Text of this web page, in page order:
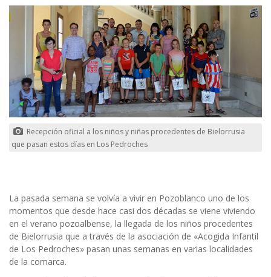
Recepción oficial a los niños y niñas procedentes de Bielorrusia
que pasan estos días en Los Pedroches
La pasada semana se volvía a vivir en Pozoblanco uno de los
momentos que desde hace casi dos décadas se viene viviendo
en el verano pozoalbense, la llegada de los niños procedentes
de Bielorrusia que a través de la asociación de «Acogida Infantil
de Los Pedroches» pasan unas semanas en varias localidades
de la comarca.